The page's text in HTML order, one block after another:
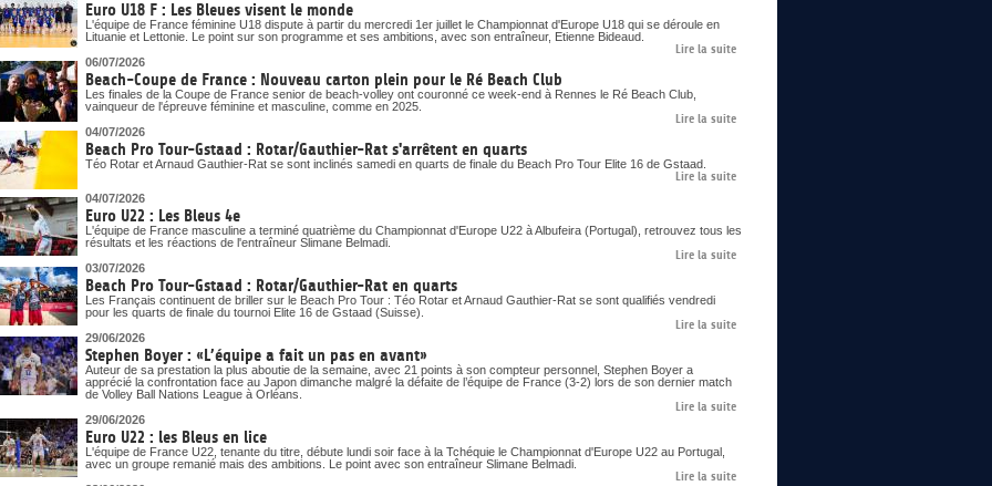
Euro U18 F : Les Bleues visent le monde
L'équipe de France féminine U18 dispute à partir du mercredi 1er juillet le Championnat d'Europe U18 qui se déroule en
Lituanie et Lettonie. Le point sur son programme et ses ambitions, avec son entraîneur, Etienne Bideaud.
Lire la suite
06/07/2026
Beach-Coupe de France : Nouveau carton plein pour le Ré Beach Club
Les finales de la Coupe de France senior de beach-volley ont couronné ce week-end à Rennes le Ré Beach Club,
vainqueur de l'épreuve féminine et masculine, comme en 2025.
Lire la suite
04/07/2026
Beach Pro Tour-Gstaad : Rotar/Gauthier-Rat s'arrêtent en quarts
Téo Rotar et Arnaud Gauthier-Rat se sont inclinés samedi en quarts de finale du Beach Pro Tour Elite 16 de Gstaad.
Lire la suite
04/07/2026
Euro U22 : Les Bleus 4e
L'équipe de France masculine a terminé quatrième du Championnat d'Europe U22 à Albufeira (Portugal), retrouvez tous les
résultats et les réactions de l'entraîneur Slimane Belmadi.
Lire la suite
03/07/2026
Beach Pro Tour-Gstaad : Rotar/Gauthier-Rat en quarts
Les Français continuent de briller sur le Beach Pro Tour : Téo Rotar et Arnaud Gauthier-Rat se sont qualifiés vendredi
pour les quarts de finale du tournoi Elite 16 de Gstaad (Suisse).
Lire la suite
29/06/2026
Stephen Boyer : «L’équipe a fait un pas en avant»
Auteur de sa prestation la plus aboutie de la semaine, avec 21 points à son compteur personnel, Stephen Boyer a
apprécié la confrontation face au Japon dimanche malgré la défaite de l’équipe de France (3-2) lors de son dernier match
de Volley Ball Nations League à Orléans.
Lire la suite
29/06/2026
Euro U22 : les Bleus en lice
L'équipe de France U22, tenante du titre, débute lundi soir face à la Tchéquie le Championnat d'Europe U22 au Portugal,
avec un groupe remanié mais des ambitions. Le point avec son entraîneur Slimane Belmadi.
Lire la suite